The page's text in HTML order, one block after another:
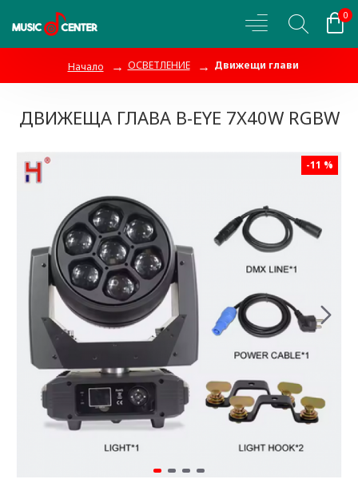
0
Начало ОСВЕТЛЕНИЕ Движещи глави
ДВИЖЕЩА ГЛАВА B-EYE 7X40W RGBW
-11 %